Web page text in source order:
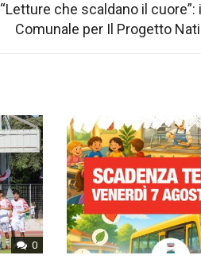
“Letture che scaldano il
Comunale per Il Progetto
0